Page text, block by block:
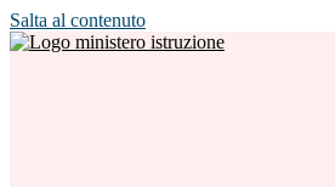
Salta al contenuto